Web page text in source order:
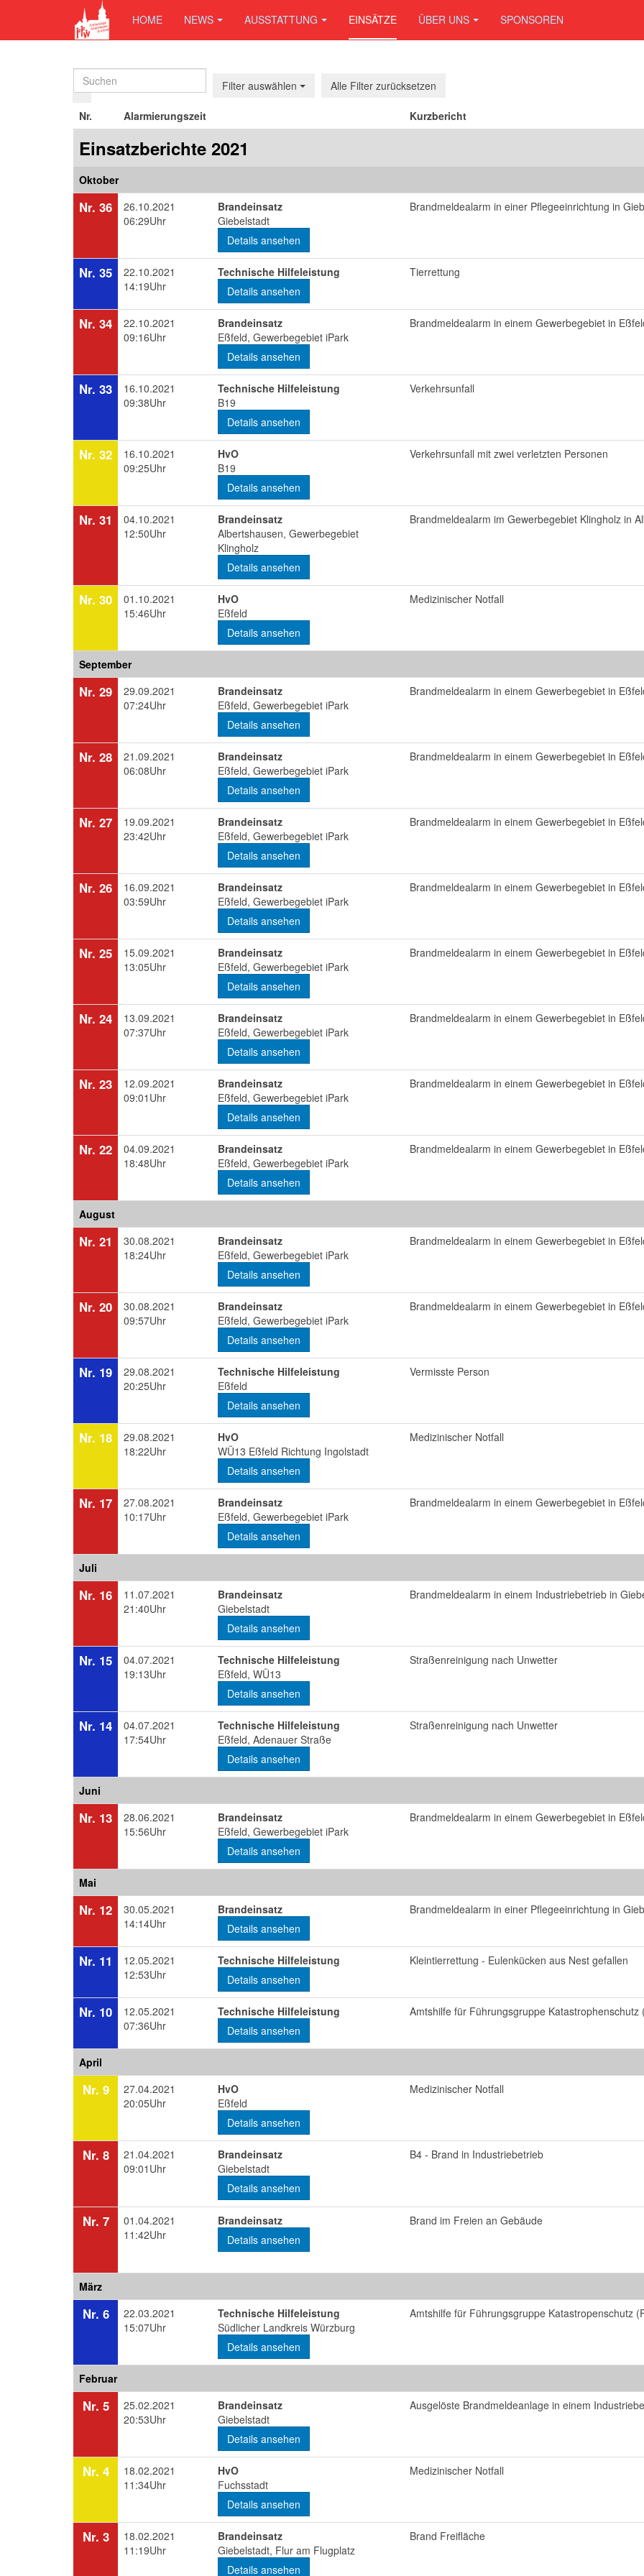
HOME NEWS AUSSTATTUNG EINSÄTZE ÜBER UNS SPONSOREN
Filter auswählen Alle Filter zurücksetzen
Nr. Alarmierungszeit Kurzbericht
Einsatzberichte 2021
Oktober
Nr. 36
26.10.2021
06:29Uhr
Brandeinsatz
Giebelstadt
Details ansehen
Brandmeldealarm in einer Pflegeeinrichtung in
Nr. 35
22.10.2021
14:19Uhr
Technische Hilfeleistung
Details ansehen
Tierrettung
Nr. 34
22.10.2021
09:16Uhr
Brandeinsatz
Eßfeld, Gewerbegebiet iPark
Details ansehen
Brandmeldealarm in einem Gewerbegebiet in
Nr. 33
16.10.2021
09:38Uhr
Technische Hilfeleistung
B19
Details ansehen
Verkehrsunfall
Nr. 32
16.10.2021
09:25Uhr
HvO
B19
Details ansehen
Verkehrsunfall mit zwei verletzten Personen
Nr. 31
04.10.2021
12:50Uhr
Brandeinsatz
Albertshausen, Gewerbegebiet
Klingholz
Details ansehen
Brandmeldealarm im Gewerbegebiet Klingholz in
Nr. 30
01.10.2021
15:46Uhr
HvO
Eßfeld
Details ansehen
Medizinischer Notfall
September
Nr. 29
29.09.2021
07:24Uhr
Brandeinsatz
Eßfeld, Gewerbegebiet iPark
Details ansehen
Brandmeldealarm in einem Gewerbegebiet in
Nr. 28
21.09.2021
06:08Uhr
Brandeinsatz
Eßfeld, Gewerbegebiet iPark
Details ansehen
Brandmeldealarm in einem Gewerbegebiet in
Nr. 27
19.09.2021
23:42Uhr
Brandeinsatz
Eßfeld, Gewerbegebiet iPark
Details ansehen
Brandmeldealarm in einem Gewerbegebiet in
Nr. 26
16.09.2021
03:59Uhr
Brandeinsatz
Eßfeld, Gewerbegebiet iPark
Details ansehen
Brandmeldealarm in einem Gewerbegebiet in
Nr. 25
15.09.2021
13:05Uhr
Brandeinsatz
Eßfeld, Gewerbegebiet iPark
Details ansehen
Brandmeldealarm in einem Gewerbegebiet in
Nr. 24
13.09.2021
07:37Uhr
Brandeinsatz
Eßfeld, Gewerbegebiet iPark
Details ansehen
Brandmeldealarm in einem Gewerbegebiet in
Nr. 23
12.09.2021
09:01Uhr
Brandeinsatz
Eßfeld, Gewerbegebiet iPark
Details ansehen
Brandmeldealarm in einem Gewerbegebiet in
Nr. 22
04.09.2021
18:48Uhr
Brandeinsatz
Eßfeld, Gewerbegebiet iPark
Details ansehen
Brandmeldealarm in einem Gewerbegebiet in
August
Nr. 21
30.08.2021
18:24Uhr
Brandeinsatz
Eßfeld, Gewerbegebiet iPark
Details ansehen
Brandmeldealarm in einem Gewerbegebiet in
Nr. 20
30.08.2021
09:57Uhr
Brandeinsatz
Eßfeld, Gewerbegebiet iPark
Details ansehen
Brandmeldealarm in einem Gewerbegebiet in
Nr. 19
29.08.2021
20:25Uhr
Technische Hilfeleistung
Eßfeld
Details ansehen
Vermisste Person
Nr. 18
29.08.2021
18:22Uhr
HvO
WÜ13 Eßfeld Richtung Ingolstadt
Details ansehen
Medizinischer Notfall
Nr. 17
27.08.2021
10:17Uhr
Brandeinsatz
Eßfeld, Gewerbegebiet iPark
Details ansehen
Brandmeldealarm in einem Gewerbegebiet in
Juli
Nr. 16
11.07.2021
21:40Uhr
Brandeinsatz
Giebelstadt
Details ansehen
Brandmeldealarm in einem Industriebetrieb in
Nr. 15
04.07.2021
19:13Uhr
Technische Hilfeleistung
Eßfeld, WÜ13
Details ansehen
Straßenreinigung nach Unwetter
Nr. 14
04.07.2021
17:54Uhr
Technische Hilfeleistung
Eßfeld, Adenauer Straße
Details ansehen
Straßenreinigung nach Unwetter
Juni
Nr. 13
28.06.2021
15:56Uhr
Brandeinsatz
Eßfeld, Gewerbegebiet iPark
Details ansehen
Brandmeldealarm in einem Gewerbegebiet in
Mai
Nr. 12
30.05.2021
14:14Uhr
Brandeinsatz
Details ansehen
Brandmeldealarm in einer Pflegeeinrichtung in
Nr. 11
12.05.2021
12:53Uhr
Technische Hilfeleistung
Details ansehen
Kleintierrettung - Eulenkücken aus Nest gefallen
Nr. 10
12.05.2021
07:36Uhr
Technische Hilfeleistung
Details ansehen
Amtshilfe für Führungsgruppe Katastrophenschutz
April
Nr. 9
27.04.2021
20:05Uhr
HvO
Eßfeld
Details ansehen
Medizinischer Notfall
Nr. 8
21.04.2021
09:01Uhr
Brandeinsatz
Giebelstadt
Details ansehen
B4 - Brand in Industriebetrieb
Nr. 7
01.04.2021
11:42Uhr
Brandeinsatz
Details ansehen
Brand im Freien an Gebäude
März
Nr. 6
22.03.2021
15:07Uhr
Technische Hilfeleistung
Südlicher Landkreis Würzburg
Details ansehen
Amtshilfe für Führungsgruppe Katastropenschutz
Februar
Nr. 5
25.02.2021
20:53Uhr
Brandeinsatz
Giebelstadt
Details ansehen
Ausgelöste Brandmeldeanlage in einem
Nr. 4
18.02.2021
11:34Uhr
HvO
Fuchsstadt
Details ansehen
Medizinischer Notfall
Nr. 3
18.02.2021
11:19Uhr
Brandeinsatz
Giebelstadt, Flur am Flugplatz
Details ansehen
Brand Freifläche